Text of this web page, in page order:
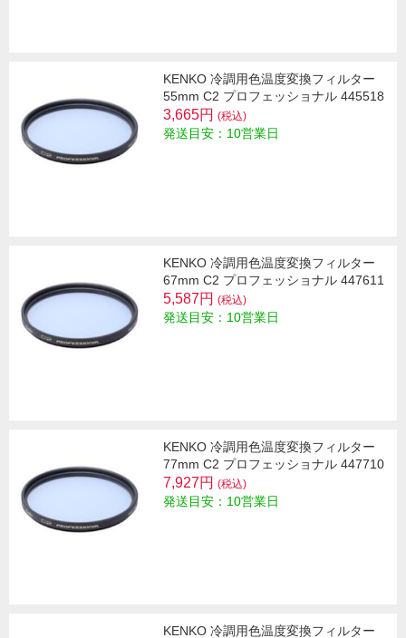
KENKO 冷調用色温度変換フィルター
55mm C2 プロフェッショナル 445518
3,665円 (税込)
発送目安：10営業日
KENKO 冷調用色温度変換フィルター
67mm C2 プロフェッショナル 447611
5,587円 (税込)
発送目安：10営業日
KENKO 冷調用色温度変換フィルター
77mm C2 プロフェッショナル 447710
7,927円 (税込)
発送目安：10営業日
KENKO 冷調用色温度変換フィルター